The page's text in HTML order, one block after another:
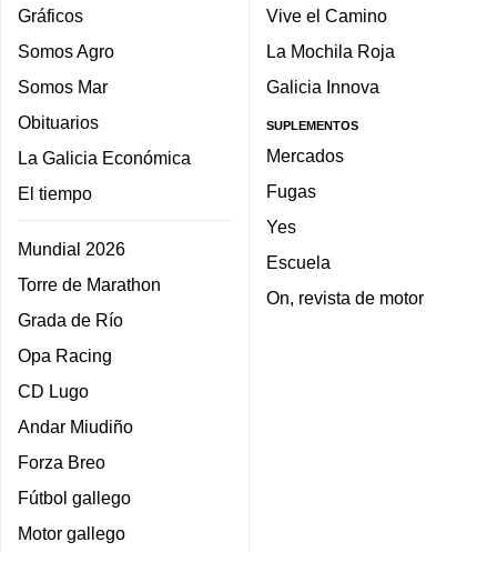
Gráficos
Somos Agro
Somos Mar
Obituarios
La Galicia Económica
El tiempo
Mundial 2026
Torre de Marathon
Grada de Río
Opa Racing
CD Lugo
Andar Miudiño
Forza Breo
Fútbol gallego
Motor gallego
Vive el Camino
La Mochila Roja
Galicia Innova
SUPLEMENTOS
Mercados
Fugas
Yes
Escuela
On, revista de motor